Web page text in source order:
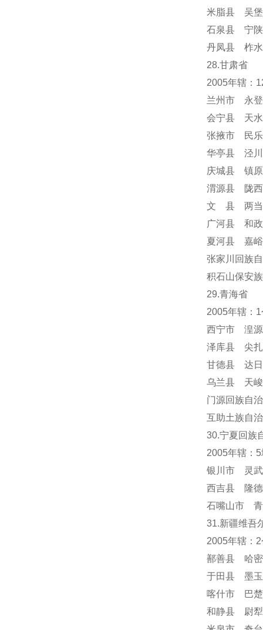
米脂县 吴
石泉县 宁
丹凤县 柞
28.甘肃省
2005年辖：
兰州市 永
会宁县 天
张掖市 民
华亭县 泾
庆城县 镇
渭源县 陇
文 县 两
广河县 和
夏河县 嘉
张家川回族
积石山保安
29.青海省
2005年辖：
西宁市 湟
泽库县 尖
甘德县 达
乌兰县 天
门源回族自
互助土族自
30.宁夏回族
2005年辖：
银川市 灵
西吉县 隆
石嘴山市 青
31.新疆维吾
2005年辖：
鄯善县 哈
于田县 墨
喀什市 巴
和静县 尉